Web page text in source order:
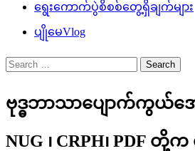
ရွေးကောက်ပွဲစိစစ်တွေ့ရှိချက်များ
ပျိုမေVlog
Search
for:
ဗုဒ္ဓဘာသာပျောက်ကွယ်
NUG ၊ CRPH၊ PDF တို့